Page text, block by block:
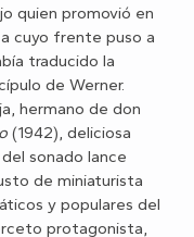
quien promovió en
cuyo frente puso a
traducidola
de Werner.
hermano de don
(1942), deliciosa
sonado lance
de miniaturista
y populares del
protagonista,